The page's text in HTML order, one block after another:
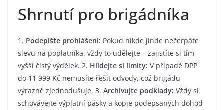
Shrnutí pro brigádníka
1. Podepište prohlášení: Pokud nikde jinde nečerpáte
slevu na poplatníka, vždy to udělejte – zajistíte si tím
vyšší čistý výdělek. 2. Hlídejte si limity: V případě DPP
do 11 999 Kč nemusíte řešit odvody, což brigádu
výrazně zjednodušuje. 3. Archivujte podklady: Vždy si
schovávejte výplatní pásky a kopie podepsaných dohod